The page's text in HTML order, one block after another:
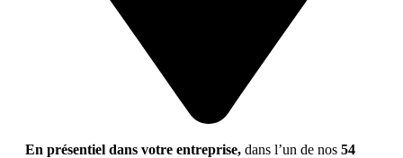
En présentiel dans votre entreprise, dans l’un de nos 54